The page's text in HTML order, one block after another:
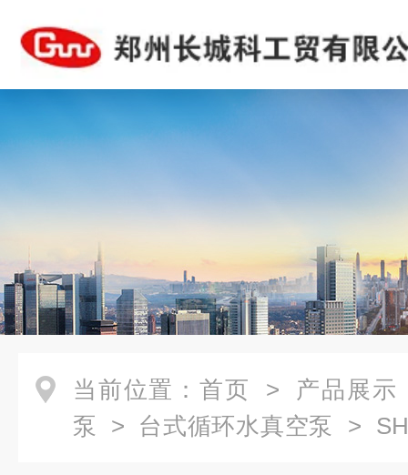
当前位置： 首页 > 产品展示
泵 > 台式循环水真空泵 >